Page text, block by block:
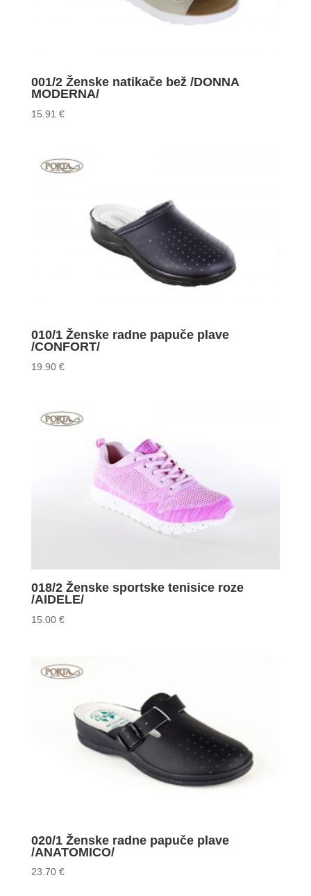
001/2 Ženske natikače bež /DONNA
MODERNA/
15.91 €
010/1 Ženske radne papuče plave
/CONFORT/
19.90 €
018/2 Ženske sportske tenisice roze
/AIDELE/
15.00 €
020/1 Ženske radne papuče plave
/ANATOMICO/
23.70 €